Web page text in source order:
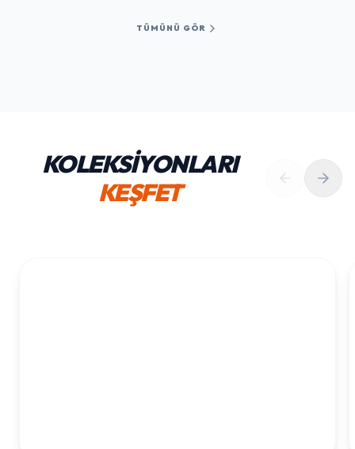
TÜMÜNÜ GÖR
KOLEKSİYONLARI
KEŞFET